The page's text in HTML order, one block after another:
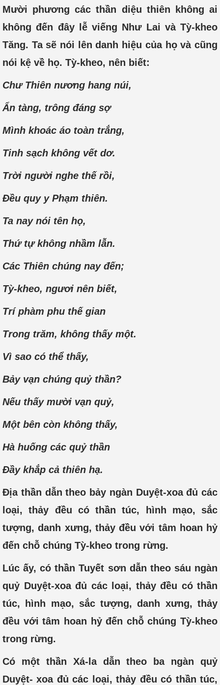
Mười phương các thần diệu thiên không ai
không đến đây lễ viếng Như Lai và Tỳ-kheo
Tăng. Ta sẽ nói lên danh hiệu của họ và cũng
nói kệ về họ. Tỳ-kheo, nên biết:
Chư Thiên nương hang núi,
Ẩn tàng, trông đáng sợ
Mình khoác áo toàn trắng,
Tinh sạch không vết dơ.
Trời người nghe thế rồi,
Đều quy y Phạm thiên.
Ta nay nói tên họ,
Thứ tự không nhầm lẫn.
Các Thiên chúng nay đến;
Tỳ-kheo, ngươi nên biết,
Trí phàm phu thế gian
Trong trăm, không thấy một.
Vì sao có thể thấy,
Bảy vạn chúng quỷ thần?
Nếu thấy mười vạn quỷ,
Một bên còn không thấy,
Hà huống các quỷ thần
Đầy khắp cả thiên hạ.
Địa thần dẫn theo bảy ngàn Duyệt-xoa đủ các
loại, thảy đều có thần túc, hình mạo, sắc
tượng, danh xưng, thảy đều với tâm hoan hỷ
đến chỗ chúng Tỳ-kheo trong rừng.
Lúc ấy, có thần Tuyết sơn dẫn theo sáu ngàn
quỷ Duyệt-xoa đủ các loại, thảy đều có thần
túc, hình mạo, sắc tượng, danh xưng, thảy
đều với tâm hoan hỷ đến chỗ chúng Tỳ-kheo
trong rừng.
Có một thần Xá-la dẫn theo ba ngàn quỷ
Duyệt- xoa đủ các loại, thảy đều có thần túc,